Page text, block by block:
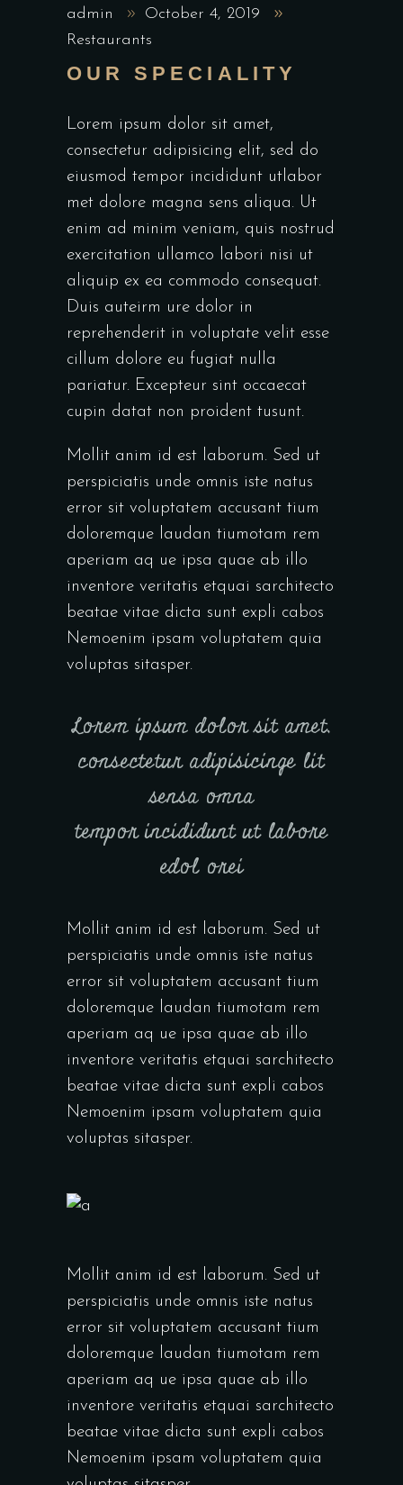
admin
October 4, 2019
Restaurants
OUR SPECIALITY
Lorem ipsum dolor sit amet,
consectetur adipisicing elit, sed do
eiusmod tempor incididunt utlabor
met dolore magna sens aliqua. Ut
enim ad minim veniam, quis nostrud
exercitation ullamco labori nisi ut
aliquip ex ea commodo consequat.
Duis auteirm ure dolor in
reprehenderit in voluptate velit esse
cillum dolore eu fugiat nulla
pariatur. Excepteur sint occaecat
cupin datat non proident tusunt.
Mollit anim id est laborum. Sed ut
perspiciatis unde omnis iste natus
error sit voluptatem accusant tium
doloremque laudan tiumotam rem
aperiam aq ue ipsa quae ab illo
inventore veritatis etquai sarchitecto
beatae vitae dicta sunt expli cabos
Nemoenim ipsam voluptatem quia
voluptas sitasper.
Lorem ipsum dolor sit amet,
consectetur adipisicinge lit
sensa omna
tempor incididunt ut labore
edol orei
Mollit anim id est laborum. Sed ut
perspiciatis unde omnis iste natus
error sit voluptatem accusant tium
doloremque laudan tiumotam rem
aperiam aq ue ipsa quae ab illo
inventore veritatis etquai sarchitecto
beatae vitae dicta sunt expli cabos
Nemoenim ipsam voluptatem quia
voluptas sitasper.
Mollit anim id est laborum. Sed ut
perspiciatis unde omnis iste natus
error sit voluptatem accusant tium
doloremque laudan tiumotam rem
aperiam aq ue ipsa quae ab illo
inventore veritatis etquai sarchitecto
beatae vitae dicta sunt expli cabos
Nemoenim ipsam voluptatem quia